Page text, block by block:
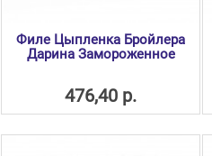
Филе Цыпленка Бройлера
Дарина Замороженное
476,40 р.